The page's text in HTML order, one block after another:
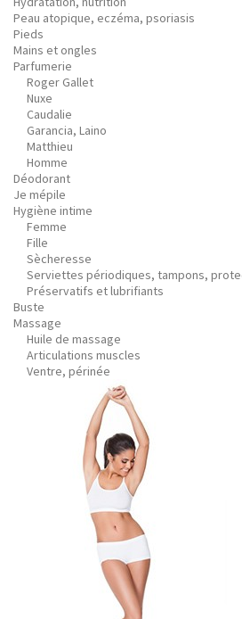
Peau atopique, eczéma, psoriasis
Pieds
Mains et ongles
Parfumerie
Roger Gallet
Nuxe
Caudalie
Garancia, Laino
Matthieu
Homme
Déodorant
Je mépile
Hygiène intime
Femme
Fille
Sècheresse
Serviettes périodiques, tampons,
Préservatifs et lubrifiants
Buste
Massage
Huile de massage
Articulations muscles
Ventre, périnée